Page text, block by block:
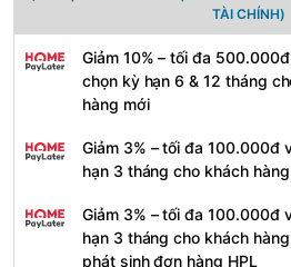
TÀI CHÍNH)
Giảm 10% – tối đa
chọn kỳ hạn 6 & 12 tháng
hàng mới
Giảm 3% – tối đa 100.000đ
hạn 3 tháng cho khách
Giảm 3% – tối đa 100.000đ
hạn 3 tháng cho khách
phát sinh đơn hàng HPL